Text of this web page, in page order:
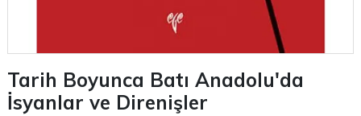
Tarih Boyunca Batı Anadolu'da
İsyanlar ve Direnişler